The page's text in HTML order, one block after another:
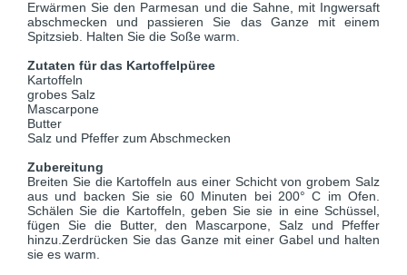
Erwärmen Sie den Parmesan und die Sahne, mit Ingwersaft
abschmecken und passieren Sie das Ganze mit einem
Spitzsieb. Halten Sie die Soße warm.
Zutaten für das Kartoffelpüree
Kartoffeln
grobes Salz
Mascarpone
Butter
Salz und Pfeffer zum Abschmecken
Zubereitung
Breiten Sie die Kartoffeln aus einer Schicht von grobem Salz
aus und backen Sie sie 60 Minuten bei 200° C im Ofen.
Schälen Sie die Kartoffeln, geben Sie sie in eine Schüssel,
fügen Sie die Butter, den Mascarpone, Salz und Pfeffer
hinzu.Zerdrücken Sie das Ganze mit einer Gabel und halten
sie es warm.